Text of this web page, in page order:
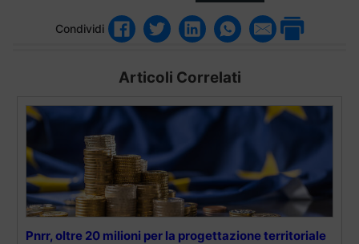
Condividi
Articoli Correlati
Pnrr, oltre 20 milioni per la progettazione territoriale